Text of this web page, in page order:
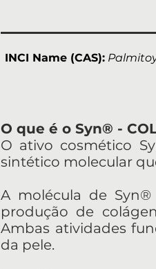
INCI Name (CAS):
O que é o Syn® -
O ativo cosmético
sintético molecular
A molécula de
produção de
Ambas atividades
da pele.